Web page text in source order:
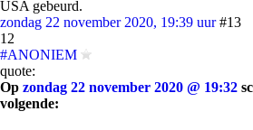
USA gebeurd.
zondag 22 november 2020, 19:39 uur #13
12
#ANONIEM
quote:
Op zondag 22 november 2020 @ 19:32
volgende: